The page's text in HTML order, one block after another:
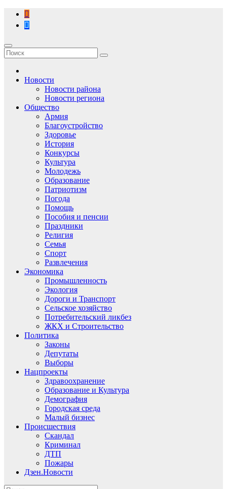
Перейти
содержимому
Новости
Новости района
Новости региона
Общество
Армия
Благоустройство
Здоровье
История
Конкурсы
Культура
Молодежь
Образование
Патриотизм
Погода
Помощь
Пособия и пенсии
Праздники
Религия
Семья
Спорт
Развлечения
Экономика
Промышленность
Экология
Дороги и Транспорт
Сельское хозяйство
Потребительский ликбез
ЖКХ и Строительство
Политика
Законы
Депутаты
Выборы
Нацпроекты
Здравоохранение
Образование и Культура
Демография
Городская среда
Малый бизнес
Происшествия
Скандал
Криминал
ДТП
Пожары
Дзен.Новости